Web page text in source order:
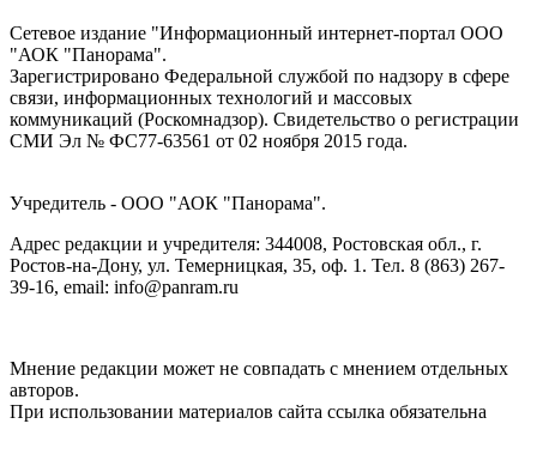
Сетевое издание "Информационный интернет-портал ООО
"АОК "Панорама".
Зарегистрировано Федеральной службой по надзору в сфере
связи, информационных технологий и массовых
коммуникаций (Роскомнадзор). Cвидетельство о регистрации
СМИ Эл № ФС77-63561 от 02 ноября 2015 года.
Учредитель - ООО "АОК "Панорама".
Адрес редакции и учредителя: 344008, Ростовская обл., г.
Ростов-на-Дону, ул. Темерницкая, 35, оф. 1. Тел. 8 (863) 267-
39-16, email: info@panram.ru
Мнение редакции может не совпадать с мнением отдельных
авторов.
При использовании материалов сайта ссылка обязательна